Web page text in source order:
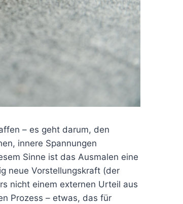
– es geht darum, den
innere Spannungen
Sinne ist das Ausmalen eine
neue Vorstellungskraft (der
nicht einem externen Urteil aus
Prozess – etwas, das für